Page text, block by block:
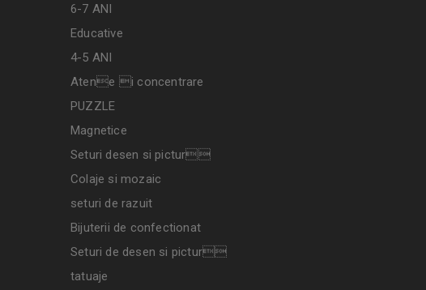
6-7 ANI
Educative
4-5 ANI
Atene i concentrare
PUZZLE
Magnetice
Seturi desen si pictur
Colaje si mozaic
seturi de razuit
Bijuterii de confectionat
Seturi de desen si pictur
tatuaje